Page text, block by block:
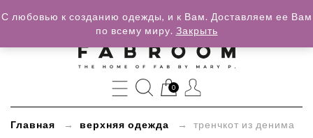
»
тренчкот
денима
0
Главная → верхняя одежда → тренчкот из денима
С любовью к созданию одежды, и к Вам. Доставляем ее Вам
по всему миру. Закрыть